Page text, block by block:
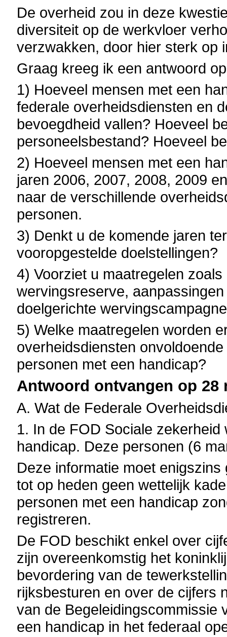
De overheid zou in deze
diversiteit op de werkvloer
verzwakken, door hier sterk op
Graag kreeg ik een antwoord
1) Hoeveel mensen met een
federale overheidsdiensten en
bevoegdheid vallen? Hoeveel
personeelsbestand? Hoeveel
2) Hoeveel mensen met een
jaren 2006, 2007, 2008, 2009
naar de verschillende
personen.
3) Denkt u de komende jaren
vooropgestelde doelstellingen?
4) Voorziet u maatregelen
wervingsreserve,
doelgerichte
5) Welke maatregelen worden
overheidsdiensten
personen met een handicap?
Antwoord ontvangen op 28
A. Wat de Federale
1. In de FOD Sociale
handicap. Deze personen (6
Deze informatie moet
tot op heden geen wettelijk
personen met een handicap
registreren.
De FOD beschikt enkel over
zijn overeenkomstig het
bevordering van de
rijksbesturen en over de cijfers
van de Begeleidingscommissie
een handicap in het federaal